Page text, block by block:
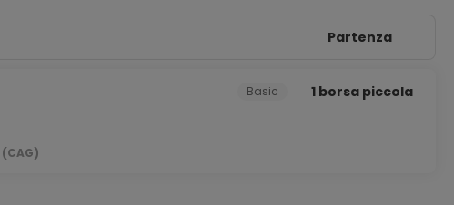
Partenza
(CAG)
Basic 1 borsa piccola